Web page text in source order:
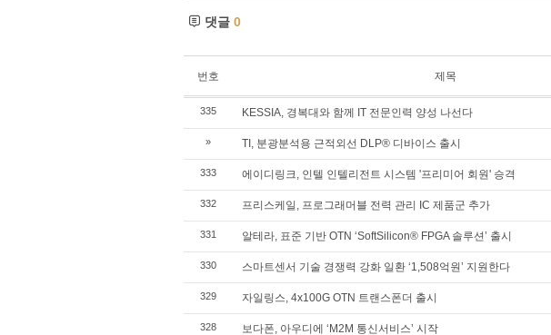
댓글 0
번호 제목
335 KESSIA, 경복대와 함께 IT 전문인력 양성 나선다
» TI, 분광분석용 근적외선 DLP® 디바이스 출시
333 에이디링크, 인텔 인텔리전트 시스템 '프리미어 회원' 승격
332 프리스케일, 프로그래머블 전력 관리 IC 제품군 추가
331 알테라, 표준 기반 OTN ‘SoftSilicon® FPGA 솔루션’ 출시
330 스마트센서 기술 경쟁력 강화 일환 ‘1,508억원’ 지원한다
329 자일링스, 4x100G OTN 트랜스폰더 출시
328 보다폰, 아우디에 ‘M2M 통신서비스’ 시작